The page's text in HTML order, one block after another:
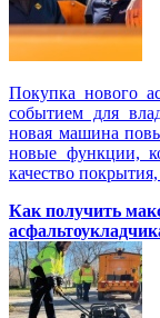
Покупка нового
событием для
новая машина
новые функции,
качество
Как получить